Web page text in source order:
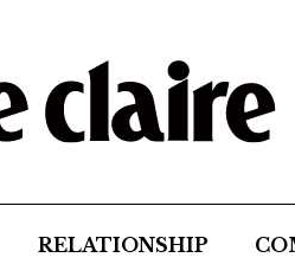
RELATIONSHIP